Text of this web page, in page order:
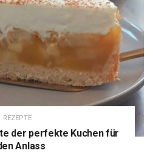
REZEPTE
der perfekte Kuchen für
Anlass